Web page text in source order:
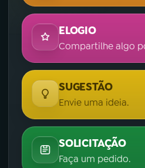
ELOGIO
Compartilhe algo
SUGESTÃO
Envie uma ideia.
SOLICITAÇÃO
Faça um pedido.